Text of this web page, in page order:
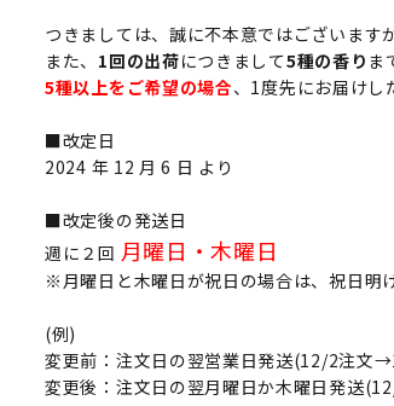
つきましては、誠に不本意ではございますが
また、 1回の出荷につきまして5種の香り ま
5種以上をご希望の場合、1度先にお届けし
■改定日
2024 年 12 月 6 日 より
■改定後の発送日
週に２回 月曜日・木曜日
※月曜日と木曜日が祝日の場合は、祝日明
(例)
変更前：注文日の翌営業日発送(12/2注文
変更後：注文日の翌月曜日か木曜日発送